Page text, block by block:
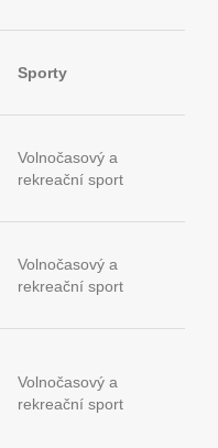
Sporty
Volnočasový a
rekreační sport
Volnočasový a
rekreační sport
Volnočasový a
rekreační sport